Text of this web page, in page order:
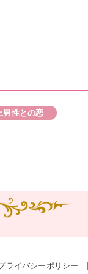
男性との恋
ライバシーポリシー